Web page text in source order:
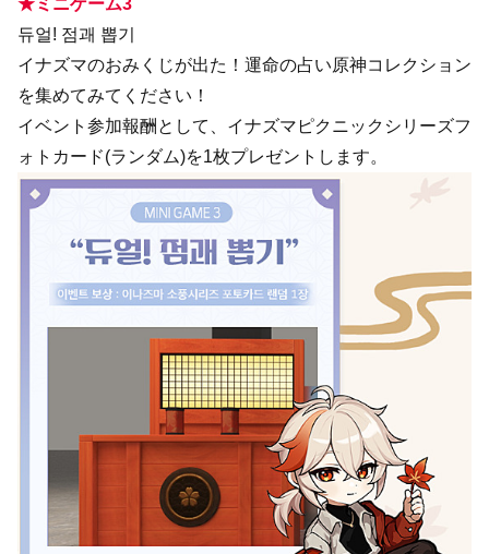
★ミニゲーム3
듀얼! 점괘 뽑기
イナズマのおみくじが出た！運命の占い原神コレクション
を集めてみてください！
イベント参加報酬として、イナズマピクニックシリーズフ
ォトカード(ランダム)を1枚プレゼントします。